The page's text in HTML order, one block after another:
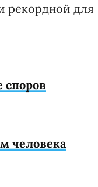
рекордной для
споров
человека